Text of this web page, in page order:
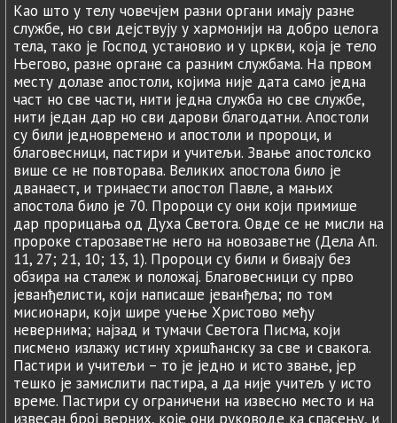
Као што у телу човечјем разни органи имају разне
службе, но сви дејствују у хармонији на добро целога
тела, тако је Господ установио и у цркви, која је тело
Његово, разне органе са разним службама. На првом
месту долазе апостоли, којима није дата само једна
част но све части, нити једна служба но све службе,
нити један дар но сви дарови благодатни. Апостоли
су били једновремено и апостоли и пророци, и
благовесници, пастири и учитељи. Звање апостолско
више се не повторава. Великих апостола било је
дванаест, и тринаести апостол Павле, а мањих
апостола било је 70. Пророци су они који примише
дар прорицања од Духа Светога. Овде се не мисли на
пророке старозаветне него на новозаветне (Дела Ап.
11, 27; 21, 10; 13, 1). Пророци су били и бивају без
обзира на сталеж и положај. Благовесници су прво
јеванђелисти, који написаше јеванђеља; по том
мисионари, који шире учење Христово међу
невернима; најзад и тумачи Светога Писма, који
писмено излажу истину хришћанску за све и свакога.
Пастири и учитељи – то је једно и исто звање, јер
тешко је замислити пастира, а да није учитељ у исто
време. Пастири су ограничени на извесно место и на
извесан број верних, које они руководе ка спасењу, и